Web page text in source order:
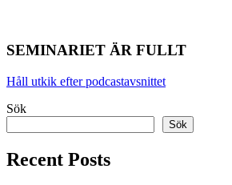
SEMINARIET ÄR FULLT
Håll utkik efter podcastavsnittet
Sök
Sök
Recent Posts